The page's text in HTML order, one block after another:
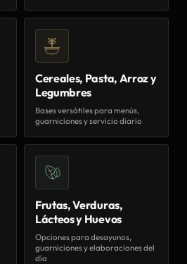
Cereales, Pasta, Arroz y
Legumbres
Bases versátiles para menús,
guarniciones y servicio diario
Frutas, Verduras,
Lácteos y Huevos
Opciones para desayunos,
guarniciones y elaboraciones del
día